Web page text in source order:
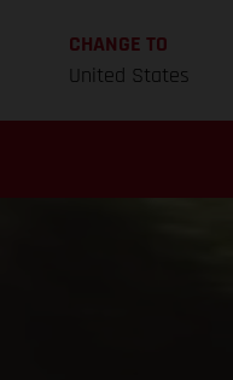
CHANGE TO
United States